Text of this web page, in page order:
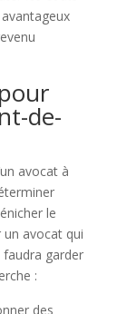
de-
avocat à
le
avocat qui
faudra garder
:
des